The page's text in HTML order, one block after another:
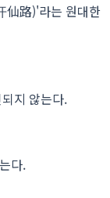
仙路)'라는 원대한
지 않는다.
다.